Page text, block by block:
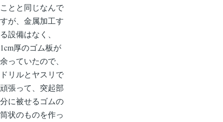
ことと同じなんで
すが、金属加工す
る設備はなく、
1cm厚のゴム板が
余っていたので、
ドリルとヤスリで
頑張って、突起部
分に被せるゴムの
筒状のものを作っ